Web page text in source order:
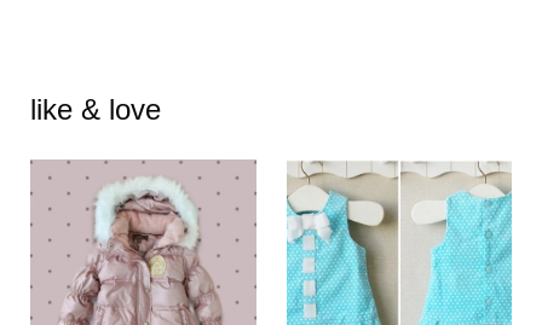
like & love